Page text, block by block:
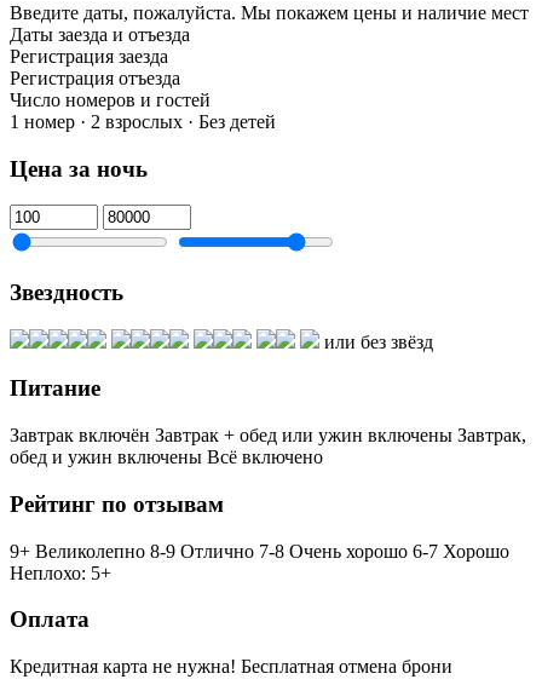
Введите даты, пожалуйста. Мы покажем цены и наличие мест
Даты заезда и отъезда
Регистрация заезда
Регистрация отъезда
Число номеров и гостей
1 номер · 2 взрослых · Без детей
Цена за ночь
Звездность
или без звёзд
Питание
Завтрак включён Завтрак + обед или ужин включены Завтрак,
обед и ужин включены Всё включено
Рейтинг по отзывам
9+ Великолепно 8-9 Отлично 7-8 Очень хорошо 6-7 Хорошо
Неплохо: 5+
Оплата
Кредитная карта не нужна! Бесплатная отмена брони